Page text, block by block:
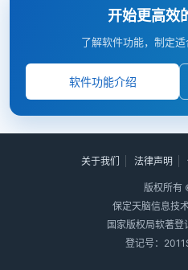
开始更高效
了解软件功能，制定适
软件功能介绍
关于我们 法律声明
版权所有
保定天脑信息技
国家版权局软著
登记号：